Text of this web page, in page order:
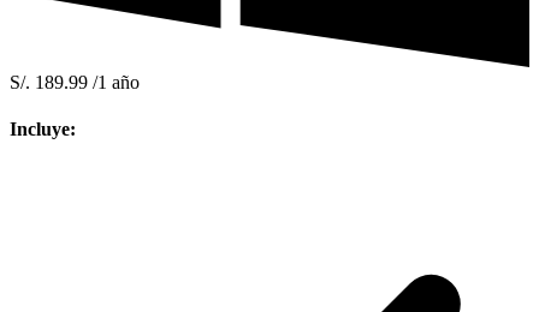
S/. 189.99 /1 año
Incluye: